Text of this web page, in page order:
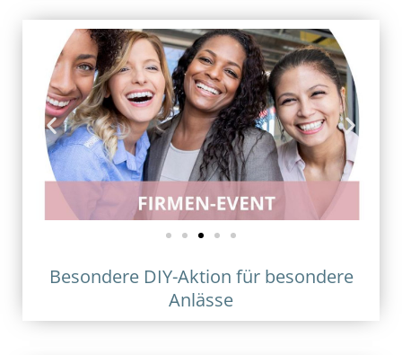
Besondere DIY-Aktion für besondere
Anlässe